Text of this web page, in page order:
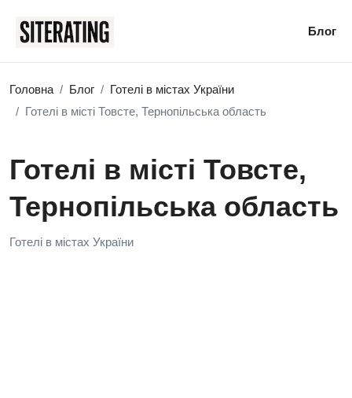
Блог
Головна Блог
Готелі в містах України
Готелі в місті Товсте, Тернопільська область
Готелі в місті Товсте,
Тернопільська область
Готелі в містах України